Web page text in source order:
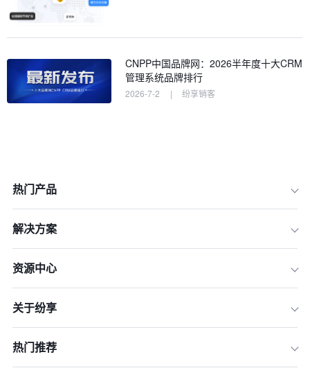
纷享销客 vs Salesforce，核心差异与选
型速览
为什么大中型企业在CRM选型上如此纠
二、功能对决：谁的功能更贴合中国企
CRM选型的关键因素？
企业的信赖？
CNPP中国品牌网：2026半年度十大CRM
管理系统品牌排行
2026-7-2 | 纷享销客
热门产品
解决方案
资源中心
关于纷享
热门推荐